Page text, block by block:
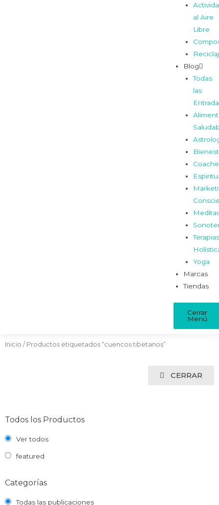
al Aire
Libre
Blog
Todas
las
Yoga
Marcas
Tiendas
Cerrar
Menú
Inicio / Productos etiquetados “cuencos tibetanos”
CERRAR
Todos los Productos
Ver todos
featured
Categorías
Todas las publicaciones